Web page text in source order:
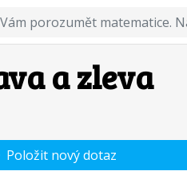
a zleva
Položit nový dotaz